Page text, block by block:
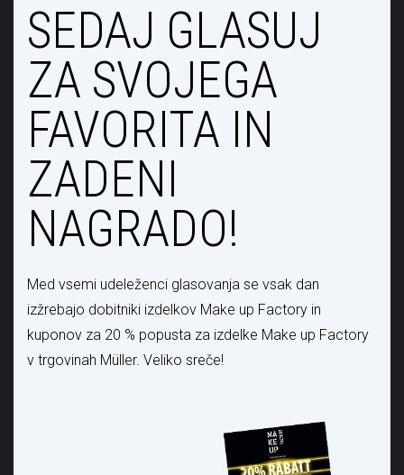
SEDAJ GLASUJ
ZA SVOJEGA
FAVORITA IN
ZADENI
NAGRADO!
Med vsemi udeleženci glasovanja se vsak dan
izžrebajo dobitniki izdelkov Make up Factory in
kuponov za 20 % popusta za izdelke Make up Factory
v trgovinah Müller. Veliko sreče!